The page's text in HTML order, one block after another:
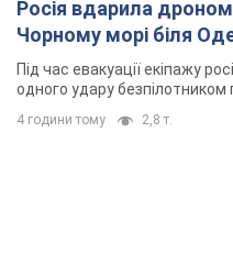
Росія вдарила
Чорному морі біля
Під час евакуації екіпажу
одного удару безпілотником
4 години тому 2,8 т.